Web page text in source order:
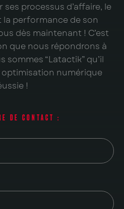
processus d’affaire, le
performance de son
dès maintenant ! C’est
que nous répondrons à
sommes “Latactik” qu’il
numérique
!
DE CONTACT :